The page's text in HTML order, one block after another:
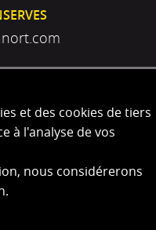
et des cookies de tiers
à l'analyse de vos
nous considérerons